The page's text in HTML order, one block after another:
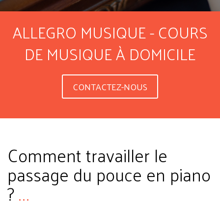
ALLEGRO MUSIQUE - COURS
DE MUSIQUE À DOMICILE
CONTACTEZ-NOUS
Comment travailler le
passage du pouce en piano
?...